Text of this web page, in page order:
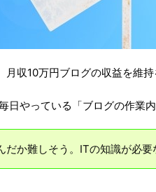
月収10万円ブログの収益を維持
日やっている「ブログの作業
だか難しそう。ITの知識が必要